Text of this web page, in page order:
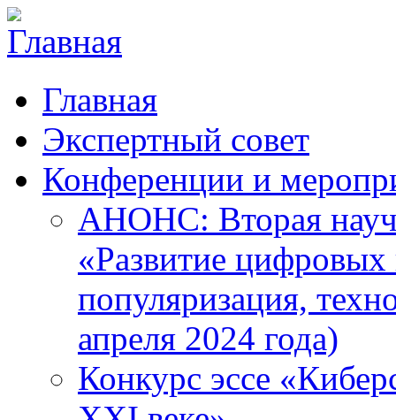
Главная
Экспертный совет
Конференции и
АНОНС: Вторая
«Развитие цифровых
популяризация,
апреля 2024 года)
Конкурс эссе